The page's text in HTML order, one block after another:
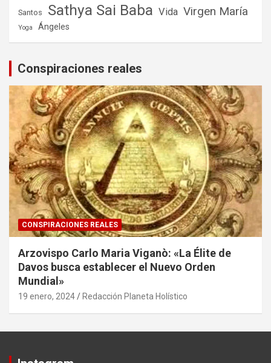
Santos Sathya Sai Baba Vida Virgen María
Yoga Ángeles
Conspiraciones reales
CONSPIRACIONES REALES
Arzovispo Carlo Maria Viganò: «La Élite de
Davos busca establecer el Nuevo Orden
Mundial»
19 enero, 2024 Redacción Planeta Holístico